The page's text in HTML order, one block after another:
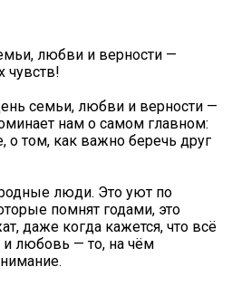
любви и верности —
семьи, любви и верности —
нам о самом главном:
о том, как важно беречь друг
люди. Это уют по
помнят годами, это
даже когда кажется, что всё
и любовь — то, на чём